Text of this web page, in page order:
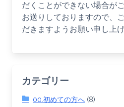
カテゴリー
00.初めての方へ (8)
だくことができない場合が
お送りしておりますので、
だきますようお願い申し上げ